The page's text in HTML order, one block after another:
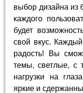
выбор дизайна из
каждого
будет
свой вкус.
радость! Вы
темы, светлые, с
нагрузки на
яркие и